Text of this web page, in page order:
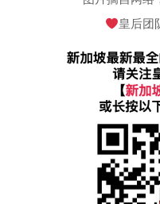
皇后团